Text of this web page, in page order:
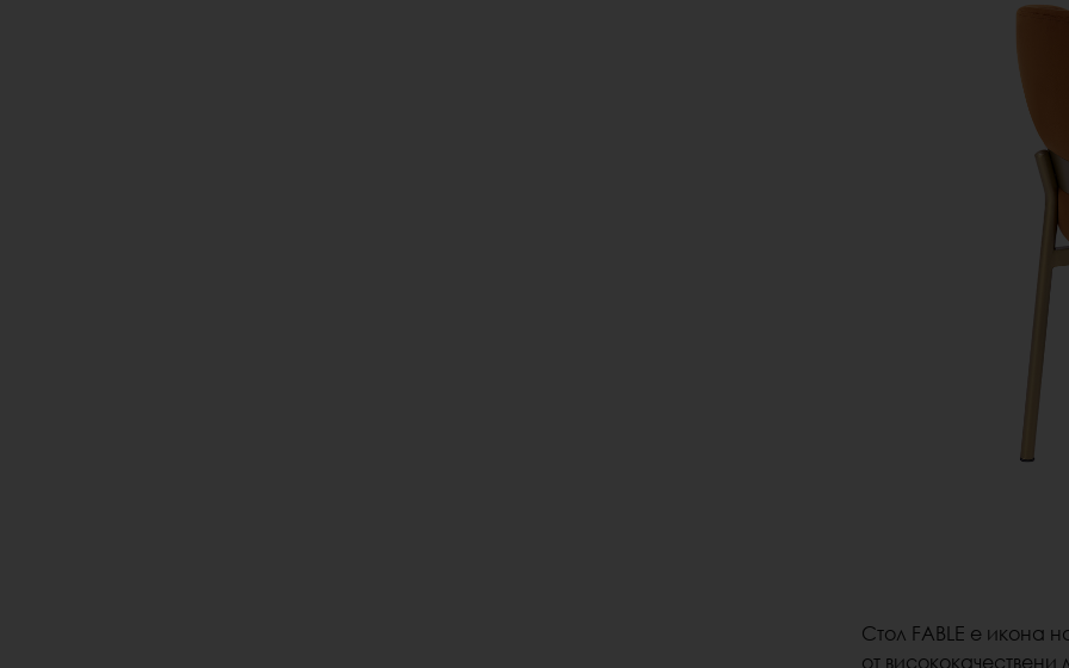
Стол FABLE е икона
от